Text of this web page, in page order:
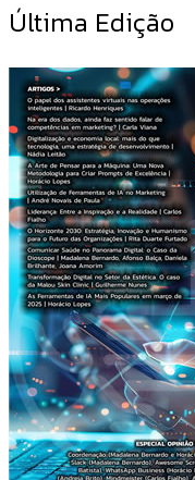
Última Edição